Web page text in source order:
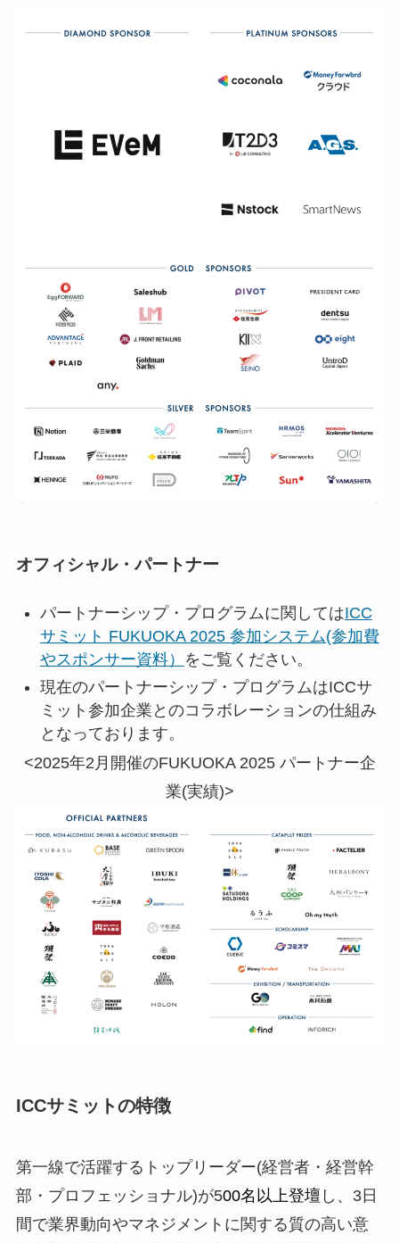
オフィシャル・パートナー
パートナーシップ・プログラムに関してはICC
サミット FUKUOKA 2025 参加システム(参加費
やスポンサー資料）
をご覧ください。
現在のパートナーシップ・プログラムはICCサ
ミット参加企業とのコラボレーションの仕組み
となっております。
<2025年2月開催のFUKUOKA 2025 パートナー企
業(実績)>
ICCサミットの特徴
第一線で活躍するトップリーダー(経営者・経営幹
部・プロフェッショナル)が500名以上登壇 し、 3日
間で業界動向やマネジメントに関する質の高い意